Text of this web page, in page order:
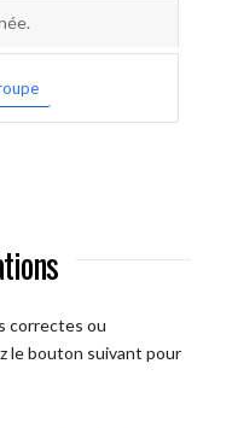
correctes ou
le bouton suivant pour